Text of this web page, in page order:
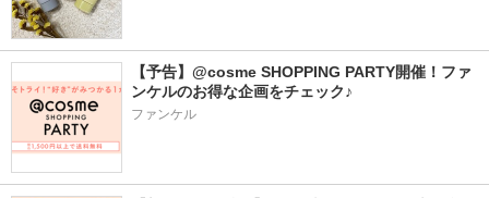
【予告】@cosme SHOPPING PARTY開催！ファ
ンケルのお得な企画をチェック♪
ファンケル